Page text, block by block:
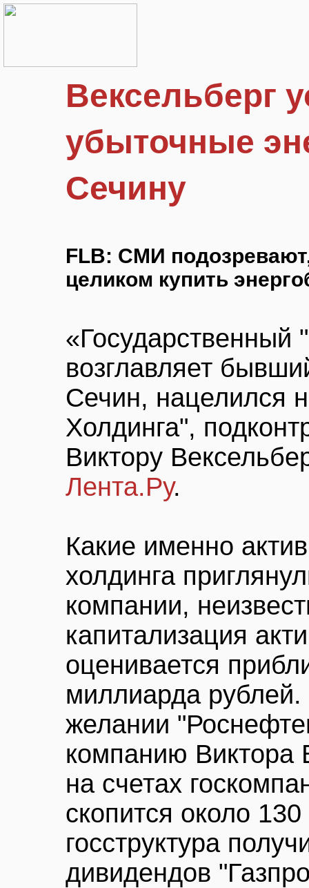
Вексельберг
убыточные
Сечину
FLB: СМИ
целиком купить
«Государственный
возглавляет
Сечин, нацелился
Холдинга",
Виктору
Лента.Ру.
Какие именно
холдинга
компании,
капитализация
оценивается
миллиарда рублей.
желании
компанию Виктора
на счетах
скопится около
госструктура
дивидендов